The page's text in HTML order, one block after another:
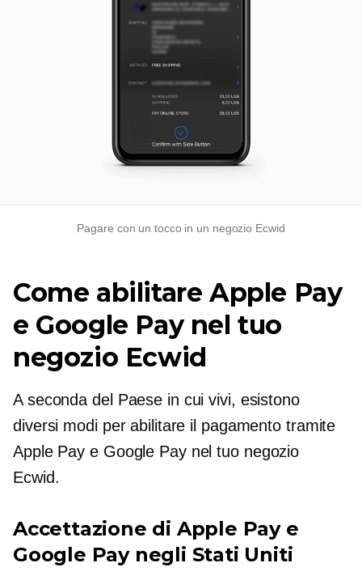
Pagare con un tocco in un negozio Ecwid
Come abilitare Apple Pay
e Google Pay nel tuo
negozio Ecwid
A seconda del Paese in cui vivi, esistono
diversi modi per abilitare il pagamento tramite
Apple Pay e Google Pay nel tuo negozio
Ecwid.
Accettazione di Apple Pay e
Google Pay negli Stati Uniti